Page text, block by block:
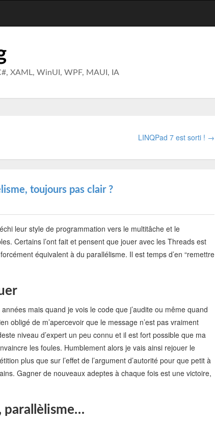
XAML, WinUI, WPF, MAUI, IA
LINQPad 7 est sorti ! →
toujours pas clair ?
leur style de programmation vers le multitâche et le
Certains l’ont fait et pensent que jouer avec les Threads est
équivalent à du parallélisme. Il est temps d’en “remettre
mais quand je vois le code que j’audite ou même quand
obligé de m’apercevoir que le message n’est pas vraiment
niveau d’expert un peu connu et il est fort possible que ma
les foules. Humblement alors je vais ainsi rejouer le
plus que sur l’effet de l’argument d’autorité pour que petit à
Gagner de nouveaux adeptes à chaque fois est une victoire,
parallèlisme…